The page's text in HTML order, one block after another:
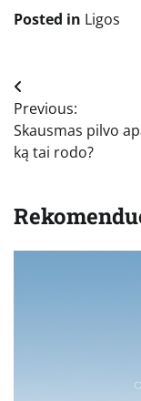
Posted in Ligos
Navigacija
tarp
įrašų
Previous:
Skausmas pilvo
ką tai rodo?